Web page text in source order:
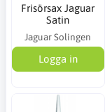
Frisörsax Jaguar
Satin
Jaguar Solingen
Logga in